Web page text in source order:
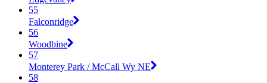
55
Falconridge
56
Woodbine
57
Monterey Park / McCall Wy NE
58